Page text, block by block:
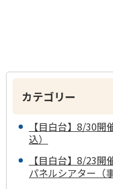
カテゴリー
【目白台】8/30
込）
【目白台】8/23
パネルシアター（